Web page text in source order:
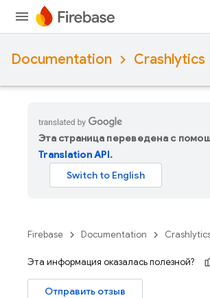
Documentation Crashlytics
Эта страница переведена с
Translation API.
Firebase Documentation
Эта информация оказалась полезной?
Отправить отзыв